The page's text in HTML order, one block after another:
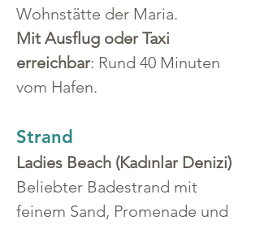
Wohnstätte der Maria.
Mit Ausflug oder Taxi
erreichbar: Rund 40 Minuten
vom Hafen.
Strand
Ladies Beach (Kadınlar Denizi)
Beliebter Badestrand mit
feinem Sand, Promenade und